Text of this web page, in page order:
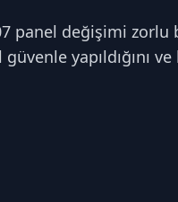
panel değişimi zorlu
yapıldığını